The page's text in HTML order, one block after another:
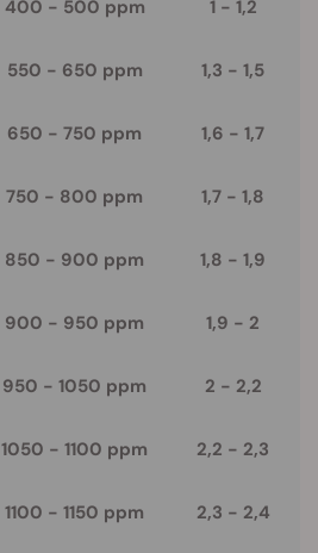
400 - 500 ppm 1 - 1,2
550 - 650 ppm 1,3 - 1,5
650 - 750 ppm 1,6 - 1,7
750 - 800 ppm 1,7 - 1,8
850 - 900 ppm 1,8 - 1,9
900 - 950 ppm 1,9 - 2
950 - 1050 ppm 2 - 2,2
1050 - 1100 ppm 2,2 - 2,3
1100 - 1150 ppm 2,3 - 2,4